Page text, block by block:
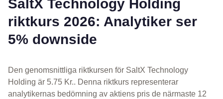
SaltX Technology Holding
riktkurs 2026: Analytiker ser
5% downside
Den genomsnittliga riktkursen för SaltX Technology
Holding är 5.75 Kr.. Denna riktkurs representerar
analytikernas bedömning av aktiens pris de närmaste 12